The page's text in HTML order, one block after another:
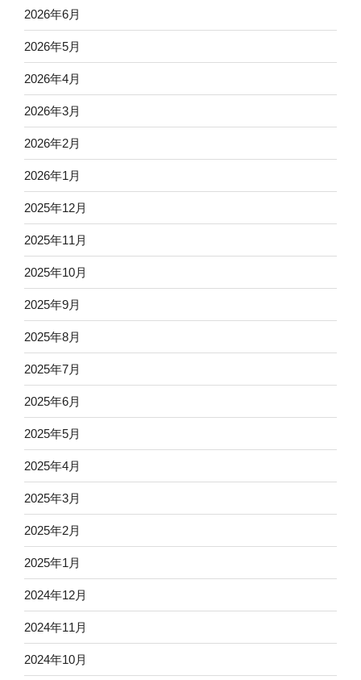
2026年6月
2026年5月
2026年4月
2026年3月
2026年2月
2026年1月
2025年12月
2025年11月
2025年10月
2025年9月
2025年8月
2025年7月
2025年6月
2025年5月
2025年4月
2025年3月
2025年2月
2025年1月
2024年12月
2024年11月
2024年10月